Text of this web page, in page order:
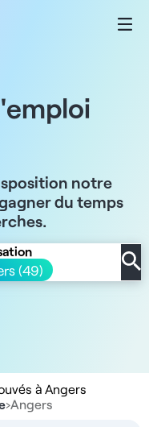
notre
du temps
(49)
à Angers
›Angers